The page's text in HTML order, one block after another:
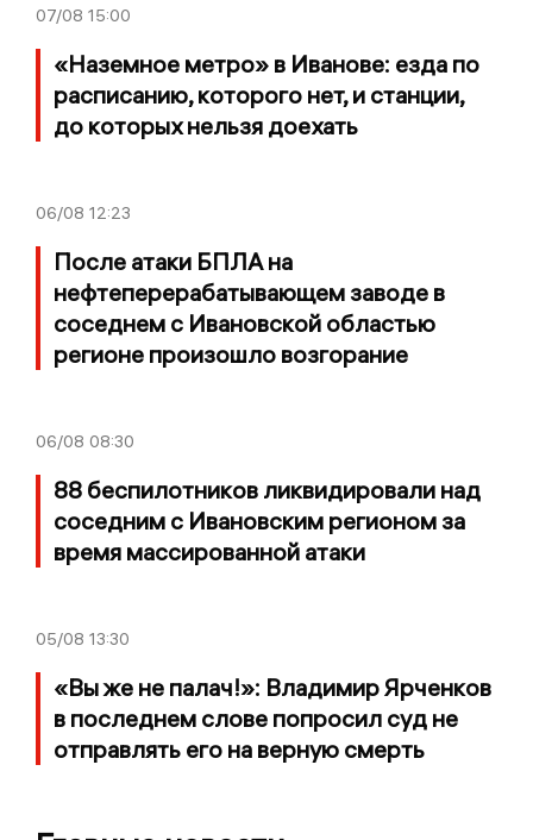
07/08 15:00
«Наземное метро» в Иванове: езда по
расписанию, которого нет, и станции,
до которых нельзя доехать
06/08 12:23
После атаки БПЛА на
нефтеперерабатывающем заводе в
соседнем с Ивановской областью
регионе произошло возгорание
06/08 08:30
88 беспилотников ликвидировали над
соседним с Ивановским регионом за
время массированной атаки
05/08 13:30
«Вы же не палач!»: Владимир Ярченков
в последнем слове попросил суд не
отправлять его на верную смерть